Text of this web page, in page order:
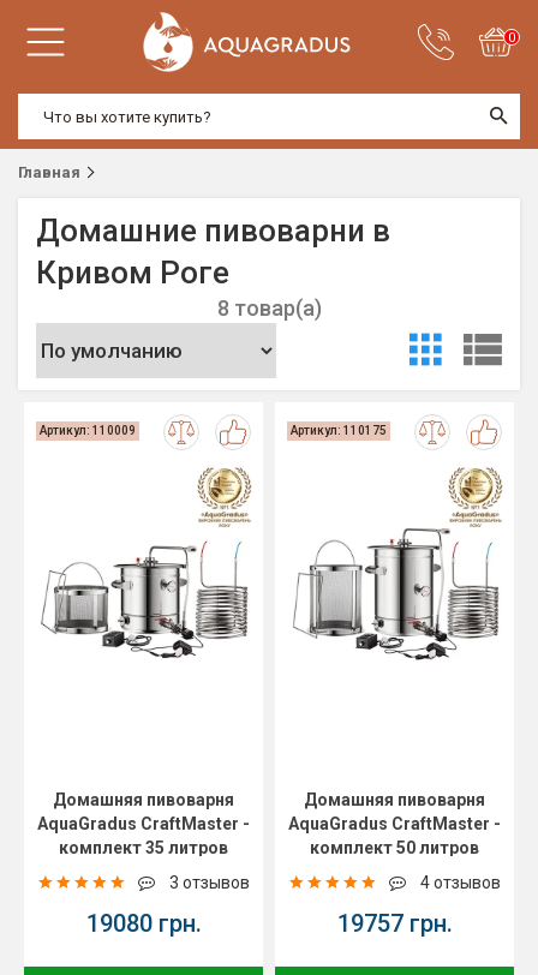
0
Главная
Домашние пивоварни в
Кривом Роге
8 товар(а)
Артикул: 110009
Домашняя пивоварня
AquaGradus CraftMaster -
комплект 35 литров
3 отзывов
19080 грн.
Артикул: 110175
Домашняя пивоварня
AquaGradus CraftMaster -
комплект 50 литров
4 отзывов
19757 грн.